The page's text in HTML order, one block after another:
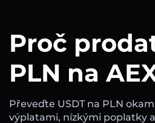
Proč
PLN na
Převeďte USDT na PLN
výplatami, nízkými poplatky